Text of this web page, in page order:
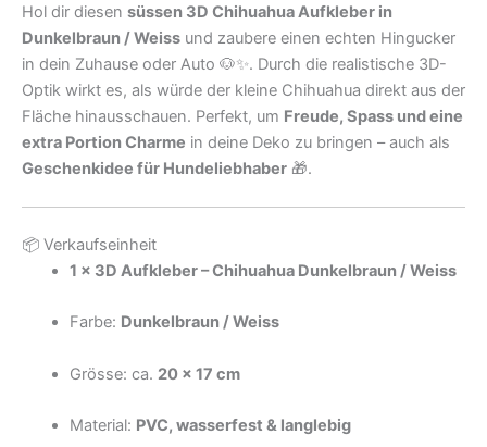
Hol dir diesen süssen 3D Chihuahua Aufkleber in
Dunkelbraun / Weiss und zaubere einen echten Hingucker
in dein Zuhause oder Auto 🐶✨. Durch die realistische 3D-
Optik wirkt es, als würde der kleine Chihuahua direkt aus der
Fläche hinausschauen. Perfekt, um Freude, Spass und eine
extra Portion Charme in deine Deko zu bringen – auch als
Geschenkidee für Hundeliebhaber 🎁.
📦 Verkaufseinheit
1 × 3D Aufkleber – Chihuahua Dunkelbraun / Weiss
Farbe: Dunkelbraun / Weiss
Grösse: ca. 20 × 17 cm
Material: PVC, wasserfest & langlebig